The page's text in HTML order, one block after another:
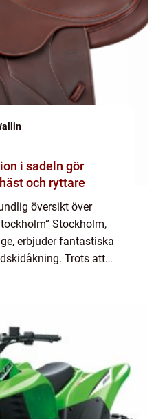
och ryttare
översikt över
Stockholm,
erbjuder fantastiska
Trots att